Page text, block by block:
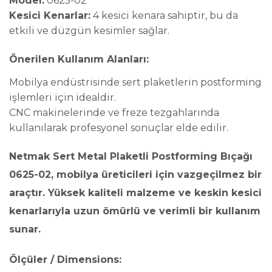
Kesici Kenarlar: 4 kesici kenara sahiptir, bu da
etkili ve düzgün kesimler sağlar.
Önerilen Kullanım Alanları:
Mobilya endüstrisinde sert plaketlerin postforming
işlemleri için idealdir.
CNC makinelerinde ve freze tezgahlarında
kullanılarak profesyonel sonuçlar elde edilir.
Netmak Sert Metal Plaketli Postforming Bıçağı
0625-02, mobilya üreticileri için vazgeçilmez bir
araçtır. Yüksek kaliteli malzeme ve keskin kesici
kenarlarıyla uzun ömürlü ve verimli bir kullanım
sunar.
Ölçüler / Dimensions: